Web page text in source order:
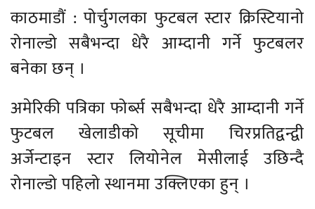
काठमाडौं : पोर्चुगलका फुटबल स्टार क्रिस्टियानो
रोनाल्डो सबैभन्दा धेरै आम्दानी गर्ने फुटबलर
बनेका छन् ।
अमेरिकी पत्रिका फोर्ब्स सबैभन्दा धेरै आम्दानी गर्ने
फुटबल खेलाडीको सूचीमा चिरप्रतिद्वन्द्वी
अर्जेन्टाइन स्टार लियोनेल मेसीलाई उछिन्दै
रोनाल्डो पहिलो स्थानमा उक्लिएका हुन् ।